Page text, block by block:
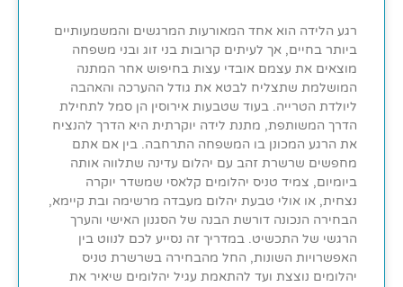
רגע הלידה הוא אחד המאורעות המרגשים והמשמעותיים
ביותר בחיים, אך לעיתים קרובות בני זוג ובני משפחה
מוצאים את עצמם אובדי עצות בחיפוש אחר המתנה
המושלמת שתצליח לבטא את גודל ההערכה והאהבה
ליולדת הטרייה. בעוד שטבעות אירוסין הן סמל לתחילת
הדרך המשותפת, מתנת לידה יוקרתית היא הדרך להנציח
את הרגע המכונן בו המשפחה התרחבה. בין אם אתם
מחפשים שרשרת זהב עם יהלום עדינה שתלווה אותה
ביומיום, צמיד טניס יהלומים קלאסי שמשדר יוקרה
נצחית, או אולי טבעת יהלום מעבדה מרשימה ובת קיימא,
הבחירה הנכונה דורשת הבנה של הסגנון האישי והערך
הרגשי של התכשיט. במדריך זה נסייע לכם לנווט בין
האפשרויות השונות, החל מהבחירה בשרשרת טניס
יהלומים נוצצת ועד להתאמת עגיל יהלומים שיאיר את